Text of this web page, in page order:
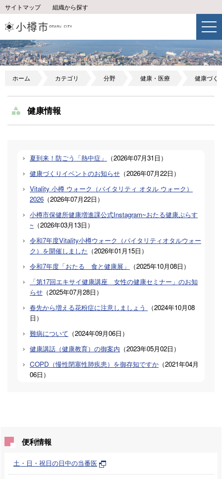
サイトマップ 組織から探す
ホーム カテゴリ 分野 健康・医療 健康づく
健康情報
夏到来！防ごう「熱中症」 （2026年07月31日 ）
健康づくりイベントのお知らせ （2026年07月22日 ）
Vitality 小樽 ウォーク（バイタリティ オタル ウォーク）
2026 （2026年07月22日 ）
小樽市保健所健康増進課公式Instagram~おたる健康ぷらす
~ （2026年03月13日 ）
令和7年度Vitality小樽ウォーク（バイタリティオタルウォー
ク）を開催しました （2026年01月15日 ）
令和7年度「おたる 食と健康展」
（2025年10月08日 ）
「第17回エキサイ健康講座 女性の健康セミナー」のお知
らせ （2025年07月28日 ）
春先から増える花粉症に注意しましょう
（2024年10月08
日 ）
難病について （2024年09月06日 ）
健康講話（健康教育）の御案内 （2023年05月02日 ）
COPD（慢性閉塞性肺疾患）を御存知ですか （2021年04月
06日 ）
便利情報
土・日・祝日の日中の当番医